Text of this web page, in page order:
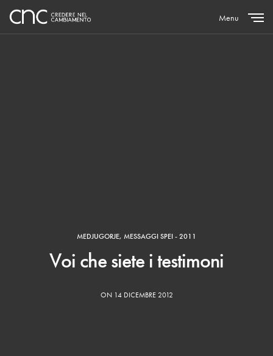
Menu
MEDJUGORJE, MESSAGGI SPEI - 2011
Voi che siete i testimoni
ON 14 DICEMBRE 2012